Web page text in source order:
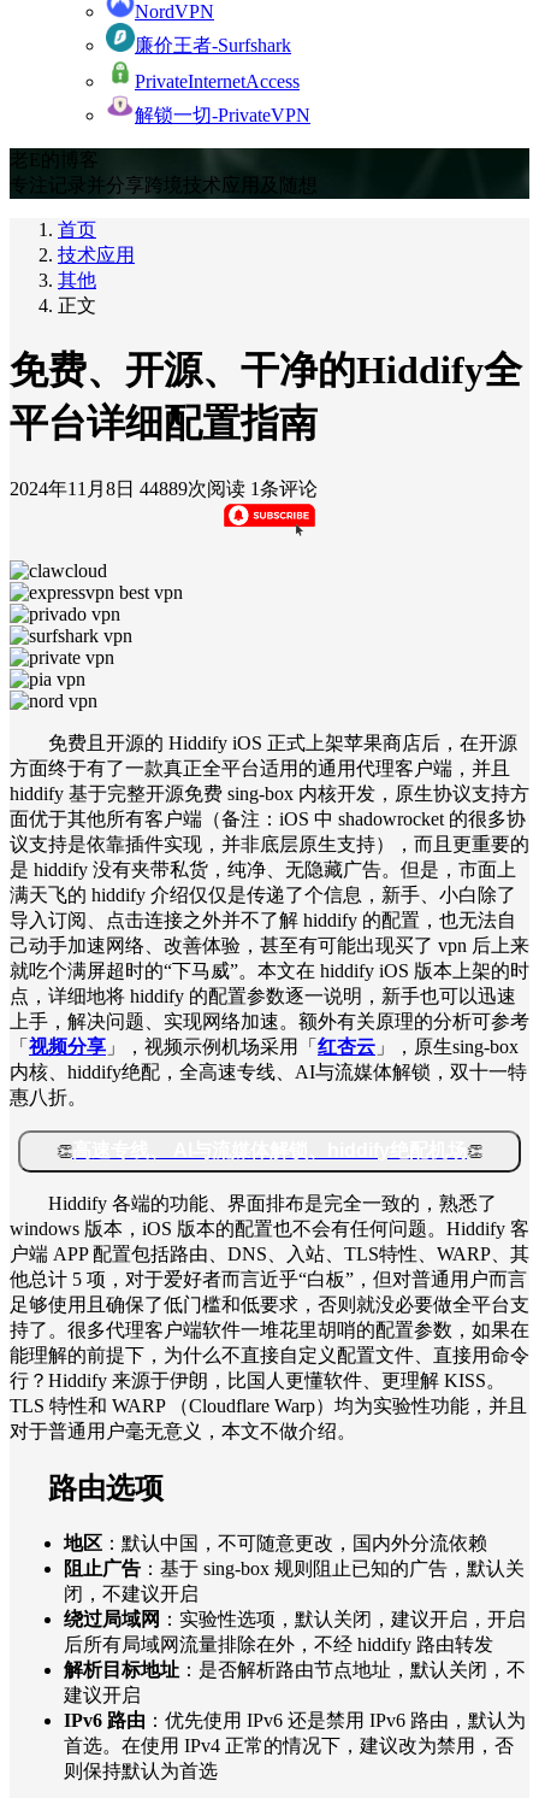
NordVPN
廉价王者-Surfshark
PrivateInternetAccess
解锁一切-PrivateVPN
老E的博客
专注记录并分享跨境技术应用及随想
首页
技术应用
其他
正文
免费、开源、干净的Hiddify全
平台详细配置指南
2024年11月8日 44889次阅读 1条评论
免费且开源的 Hiddify iOS 正式上架苹果商店后，在开源
方面终于有了一款真正全平台适用的通用代理客户端，并且
hiddify 基于完整开源免费 sing-box 内核开发，原生协议支持方
面优于其他所有客户端（备注：iOS 中 shadowrocket 的很多协
议支持是依靠插件实现，并非底层原生支持），而且更重要的
是 hiddify 没有夹带私货，纯净、无隐藏广告。但是，市面上
满天飞的 hiddify 介绍仅仅是传递了个信息，新手、小白除了
导入订阅、点击连接之外并不了解 hiddify 的配置，也无法自
己动手加速网络、改善体验，甚至有可能出现买了 vpn 后上来
就吃个满屏超时的“下马威”。本文在 hiddify iOS 版本上架的时
点，详细地将 hiddify 的配置参数逐一说明，新手也可以迅速
上手，解决问题、实现网络加速。额外有关原理的分析可参考
「 视频分享 」 ，视频示例机场采用「 红杏云 」，原生sing-box
内核、hiddify绝配，全高速专线、AI与流媒体解锁，双十一特
惠八折。
👏 👏
Hiddify 各端的功能、界面排布是完全一致的，熟悉了
windows 版本，iOS 版本的配置也不会有任何问题。Hiddify 客
户端 APP 配置包括路由、DNS、入站、TLS特性、WARP、其
他总计 5 项，对于爱好者而言近乎“白板”，但对普通用户而言
足够使用且确保了低门槛和低要求，否则就没必要做全平台支
持了。很多代理客户端软件一堆花里胡哨的配置参数，如果在
能理解的前提下，为什么不直接自定义配置文件、直接用命令
行？Hiddify 来源于伊朗，比国人更懂软件、更理解 KISS。
TLS 特性和 WARP （Cloudflare Warp）均为实验性功能，并且
对于普通用户毫无意义，本文不做介绍。
路由选项
地区 ：默认中国，不可随意更改，国内外分流依赖
阻止广告 ：基于 sing-box 规则阻止已知的广告，默认关
闭，不建议开启
绕过局域网 ：实验性选项，默认关闭，建议开启，开启
后所有局域网流量排除在外，不经 hiddify 路由转发
解析目标地址 ：是否解析路由节点地址，默认关闭，不
建议开启
IPv6 路由 ：优先使用 IPv6 还是禁用 IPv6 路由，默认为
首选。在使用 IPv4 正常的情况下，建议改为禁用，否
则保持默认为首选